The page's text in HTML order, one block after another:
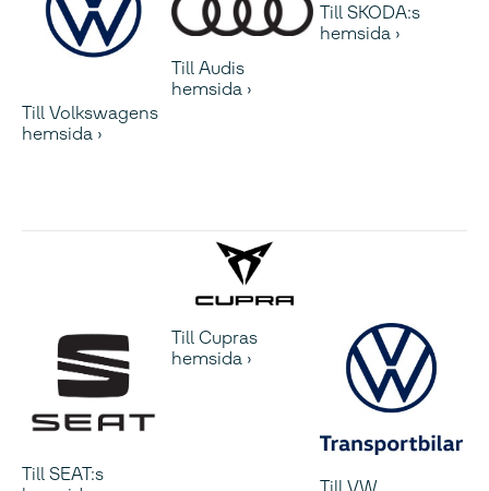
Till Volkswagens
hemsida
Till Audis
hemsida
Till SKODA:s
hemsida
Till SEAT:s
Till Cupras
hemsida